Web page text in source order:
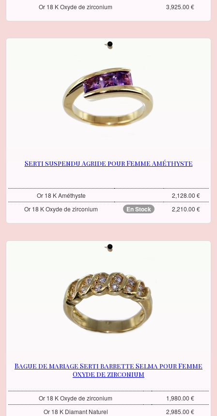
Or 18 K Oxyde de zirconium 3,925.00 €
Serti suspendu Agride pour Femme Améthyste
Or 18 K Améthyste
2,128.00 €
Or 18 K Oxyde de zirconium
En Stock 2,210.00 €
Bague de mariage Serti barrette Selma pour Femme
Oxyde de zirconium
Or 18 K Oxyde de zirconium
1,980.00 €
Or 18 K Diamant Naturel
2,985.00 €